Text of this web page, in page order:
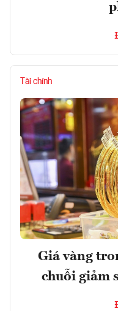
Tài chính
Giá vàng
chuỗi giảm